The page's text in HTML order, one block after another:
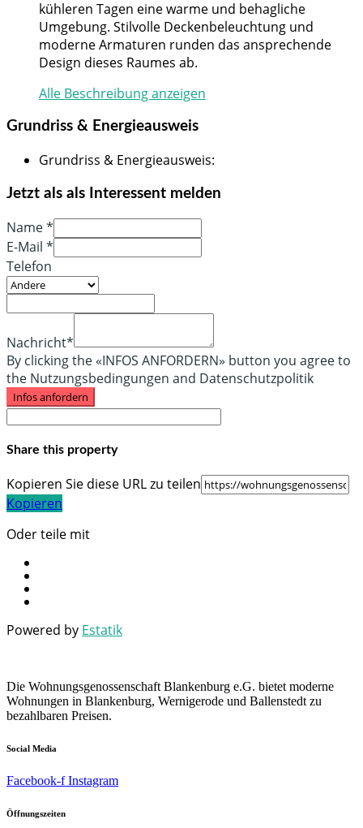
kühleren Tagen eine warme und behagliche
Umgebung. Stilvolle Deckenbeleuchtung und
moderne Armaturen runden das ansprechende
Design dieses Raumes ab.
Alle Beschreibung anzeigen
Grundriss & Energieausweis
Grundriss & Energieausweis:
Jetzt als als Interessent melden
Name *
E-Mail *
Telefon
Nachricht*
By clicking the «INFOS ANFORDERN» button you agree to
the Nutzungsbedingungen and Datenschutzpolitik
Infos anfordern
Share this property
Kopieren Sie diese URL zu teilen
Kopieren
Oder teile mit
Powered by Estatik
Die Wohnungsgenossenschaft Blankenburg e.G. bietet moderne
Wohnungen in Blankenburg, Wernigerode und Ballenstedt zu
bezahlbaren Preisen.
Social Media
Facebook-f Instagram
Öffnungszeiten